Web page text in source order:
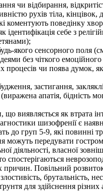
чи відбирання,
рухів тіла, кінцівок,
коментують поведінку
як ідентифікація себе з
якого сенсорного поля
без чіткого
чи поява думок,
застигання,
апатія, бідність
виявляється як втрата
шизофренії є
до груп 5-9, які повинні
передувати
діяльності, власної
спостерігаються
Повільний
злостивість,
для здійснення